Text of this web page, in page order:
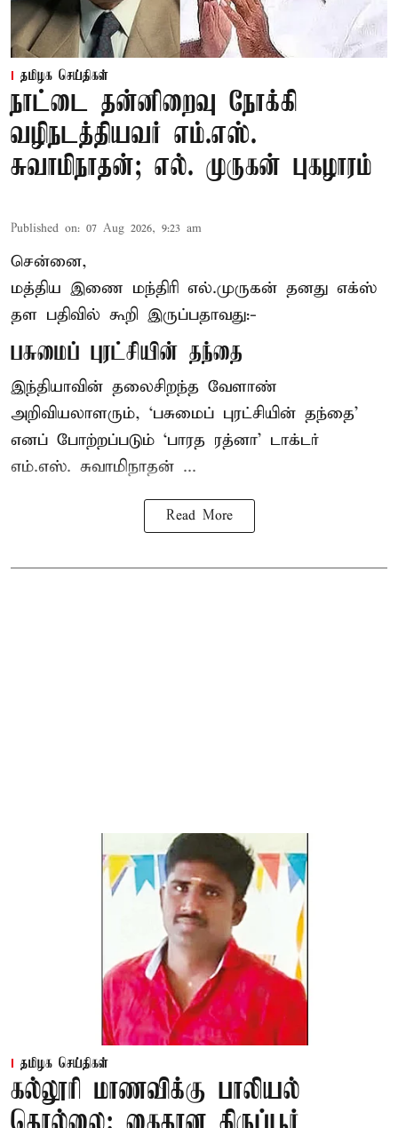
தமிழக செய்திகள்
நாட்டை தன்னிறைவு நோக்கி
வழிநடத்தியவர் எம்.எஸ்.
சுவாமிநாதன்; எல். முருகன் புகழாரம்
Published on: 07 Aug 2026, 9:23 am
சென்னை,
மத்திய இணை மந்திரி எல்.முருகன் தனது எக்ஸ்
தள பதிவில் கூறி இருப்பதாவது:-
பசுமைப் புரட்சியின் தந்தை
இந்தியாவின் தலைசிறந்த வேளாண்
அறிவியலாளரும், ‘பசுமைப் புரட்சியின் தந்தை’
எனப் போற்றப்படும் ‘பாரத ரத்னா’ டாக்டர்
எம்.எஸ். சுவாமிநாதன் ...
Read More
தமிழக செய்திகள்
கல்லூரி மாணவிக்கு பாலியல்